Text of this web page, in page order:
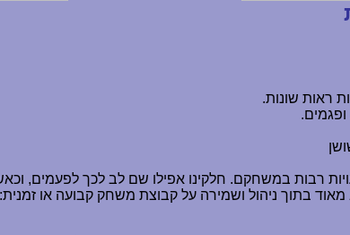
רבות במשחקם. חלקינו אפילו שם לב לכך לפעמים,
מאוד בתוך ניהול ושמירה על קבוצת משחק קבועה או